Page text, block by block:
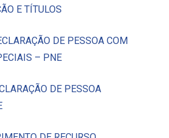
E TÍTULOS
DE PESSOA COM
– PNE
DE PESSOA